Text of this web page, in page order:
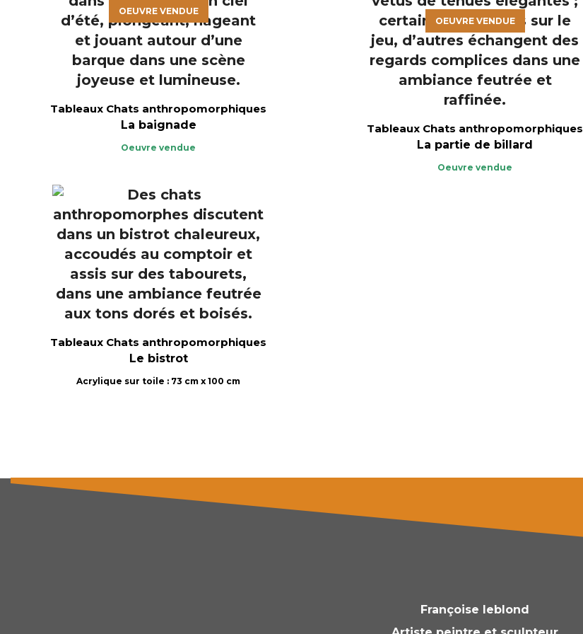
OEUVRE VENDUE
Tableaux Chats anthropomorphiques
La baignade
Oeuvre vendue
OEUVRE VENDUE
Tableaux Chats anthropomorphiques
La partie de billard
Oeuvre vendue
Tableaux Chats anthropomorphiques
Le bistrot
Acrylique sur toile : 73 cm x 100 cm
Françoise leblond